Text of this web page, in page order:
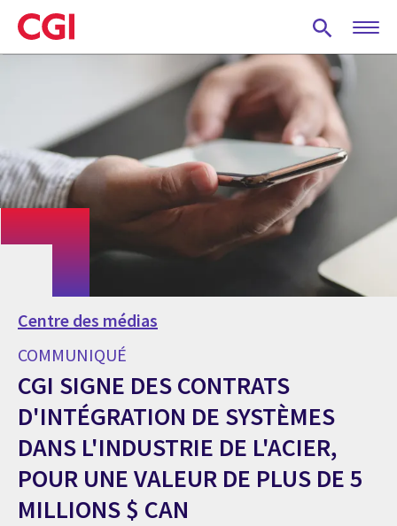
Skip
to
main
Centre des médias
COMMUNIQUÉ
CGI SIGNE DES CONTRATS
D'INTÉGRATION DE SYSTÈMES
DANS L'INDUSTRIE DE L'ACIER,
POUR UNE VALEUR DE PLUS DE 5
MILLIONS $ CAN